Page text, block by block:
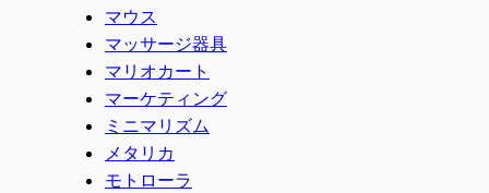
マウス
マッサージ器具
マリオカート
マーケティング
ミニマリズム
メタリカ
モトローラ